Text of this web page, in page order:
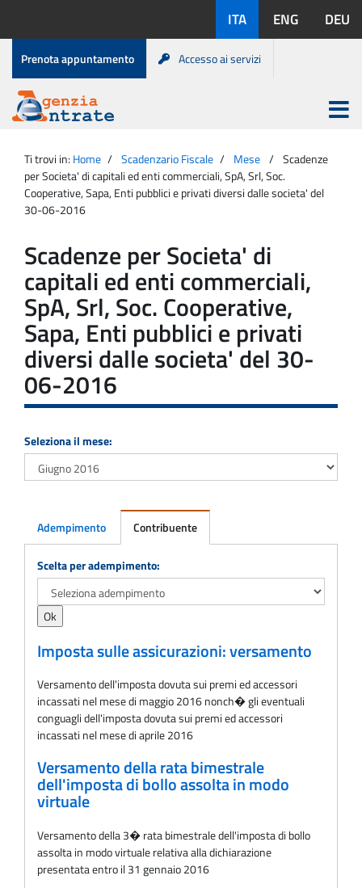
contenuto
disponibili:
ITA ENG DEU
Menu
di
servizio
Prenota appuntamento Accesso ai servizi
Agenzia
Entrate
Apri
menu
principale
Ti trovi in: Home Scadenzario Fiscale Mese
Scadenze
per Societa' di capitali ed enti commerciali, SpA, Srl, Soc.
Cooperative, Sapa, Enti pubblici e privati diversi dalle societa' del
30-06-2016
Scadenze per Societa' di
capitali ed enti commerciali,
SpA, Srl, Soc. Cooperative,
Sapa, Enti pubblici e privati
diversi dalle societa' del 30-
06-2016
Seleziona il mese:
Adempimento Contribuente
Adempimento
Scelta per adempimento:
Imposta sulle assicurazioni: versamento
Versamento dell'imposta dovuta sui premi ed accessori
incassati nel mese di maggio 2016 nonch� gli eventuali
conguagli dell'imposta dovuta sui premi ed accessori
incassati nel mese di aprile 2016
Versamento della rata bimestrale
dell'imposta di bollo assolta in modo
virtuale
Versamento della 3� rata bimestrale dell'imposta di bollo
assolta in modo virtuale relativa alla dichiarazione
presentata entro il 31 gennaio 2016